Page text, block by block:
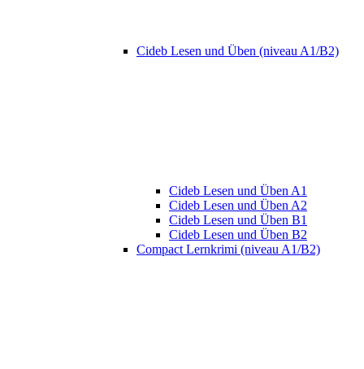
Cideb Lesen und Üben (niveau A1/B2)
Cideb Lesen und Üben A1
Cideb Lesen und Üben A2
Cideb Lesen und Üben B1
Cideb Lesen und Üben B2
Compact Lernkrimi (niveau A1/B2)